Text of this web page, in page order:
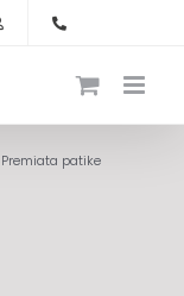
Premiata patike